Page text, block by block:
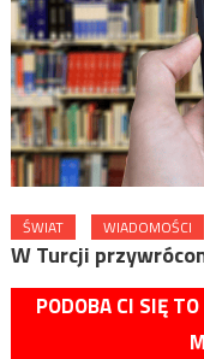
ŚWIAT WIADOMOŚCI
W Turcji
PODOBA CI SIĘ